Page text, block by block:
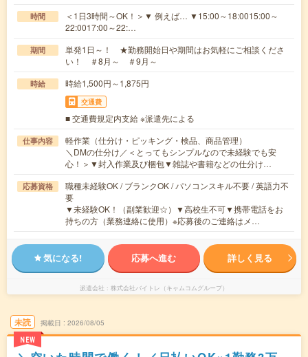
時間
＜1日3時間～OK！＞▼ 例えば… ▼15:00～18:0015:00～
22:0017:00～22:…
期間
単発1日～！ ★勤務開始日や期間はお気軽にご相談くださ
い！ ＃8月～ ＃9月～
時給 時給1,500円～1,875円
交通費
■ 交通費規定内支給 ※派遣先による
仕事内容
軽作業（仕分け・ピッキング・検品、商品管理）
＼DMの仕分け／＜とってもシンプルなので未経験でも安
心！＞▼封入作業及び梱包▼雑誌や書籍などの仕分け…
応募資格
職種未経験OK / ブランクOK / パソコンスキル不要 / 英語力不
要
▼未経験OK！（副業歓迎☆）▼高校生不可▼携帯電話をお
持ちの方（業務連絡に使用）※応募後のご連絡はメ…
気になる! 応募へ進む 詳しく見る
派遣会社 株式会社バイトレ（キャムコムグループ）
未読
NEW
掲載日 2026/08/05